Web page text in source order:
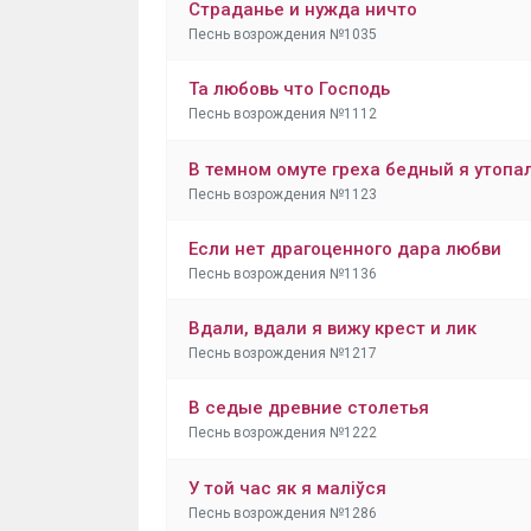
Страданье и нужда ничто
Песнь возрождения №1035
Та любовь что Господь
Песнь возрождения №1112
В темном омуте греха бедный я
Песнь возрождения №1123
Если нет драгоценного дара любви
Песнь возрождения №1136
Вдали, вдали я вижу крест и лик
Песнь возрождения №1217
В седые древние столетья
Песнь возрождения №1222
У той час як я маліўся
Песнь возрождения №1286